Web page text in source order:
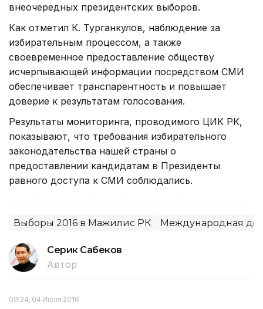
внеочередных президентских выборов.
Как отметил К. Турганкулов, наблюдение за
избирательным процессом, а также
своевременное предоставление обществу
исчерпывающей информации посредством СМИ
обеспечивает транспарентность и повышает
доверие к результатам голосования.
Результаты мониторинга, проводимого ЦИК РК,
показывают, что требования избирательного
законодательства нашей страны о
предоставлении кандидатам в Президенты
равного доступа к СМИ соблюдались.
Выборы 2016 в Мажилис РК Международная
Серик Сабеков
Автор
09:34, 04 Июля 2016